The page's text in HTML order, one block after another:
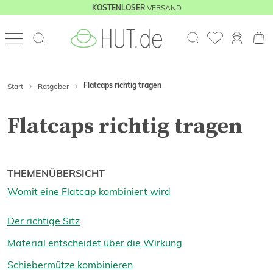
KOSTENLOSERVERSAND
Start Ratgeber Flatcaps richtig tragen
Flatcaps richtig tragen
THEMENÜBERSICHT
Womit eine Flatcap kombiniert wird
Der richtige Sitz
Material entscheidet über die Wirkung
Schiebermütze kombinieren